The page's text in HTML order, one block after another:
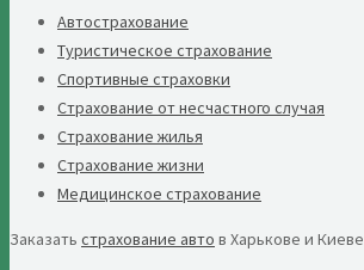
Автострахование
Туристическое страхование
Спортивные страховки
Страхование от несчастного случая
Страхование жилья
Страхование жизни
Медицинское страхование
Заказать страхование авто в Харькове и Киеве